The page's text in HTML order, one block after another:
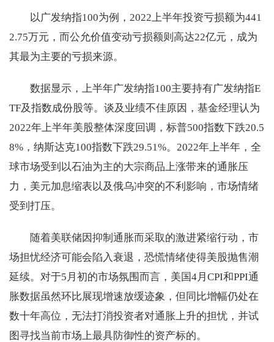
以广发纳指100为例，2022上半年投资亏损额为441
2.75万元，而公允价值变动亏损额则高达22亿元，成为
其最为主要的亏损来源。
数据显示，上半年广发纳指100主要持有广发纳指E
TF及指数成份股等。谈及业绩不佳原因，基金经理认为
2022年上半年美股整体深度回调，标普500指数下跌20.5
8%，纳斯达克100指数下跌29.51%。2022年上半年，全
球市场受到以石油为主的大宗商品上涨带来的通胀压
力，美元加息缩表以及俄乌冲突的不利影响，市场情绪
受到打压。
随着美联储因抑制通胀而采取的激进紧缩行动，市
场担忧经济可能会陷入衰退，恐慌情绪使得美股抛售潮
延续。对于5月初的市场氛围而言，美国4月CPI和PPI通
胀数据虽然环比展现增速放缓迹象，但同比增幅仍处在
数十年高位，无法打消投资者对通胀上升的担忧，并试
图寻找当前市场上最具防御性的资产标的。